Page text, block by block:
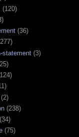
(120)
(36)
statement (3)
(238)
(75)